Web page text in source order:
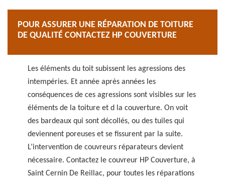
POUR ASSURER UNE RÉPARATION DE TOITURE
DE QUALITÉ CONTACTEZ HP COUVERTURE
Les éléments du toit subissent les agressions des
intempéries. Et année après années les
conséquences de ces agressions sont visibles sur les
éléments de la toiture et d la couverture. On voit
des bardeaux qui sont décollés, ou des tuiles qui
deviennent poreuses et se fissurent par la suite.
L’intervention de couvreurs réparateurs devient
nécessaire. Contactez le couvreur HP Couverture, à
Saint Cernin De Reillac, pour toutes les réparations